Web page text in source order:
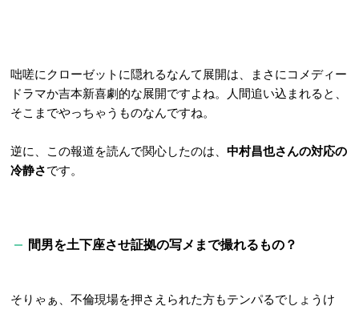
咄嗟にクローゼットに隠れるなんて展開は、まさにコメディー
ドラマか吉本新喜劇的な展開ですよね。人間追い込まれると、
そこまでやっちゃうものなんですね。
逆に、この報道を読んで関心したのは、 中村昌也さんの対応の
冷静さです。
間男を土下座させ証拠の写メまで撮れるもの？
そりゃぁ、不倫現場を押さえられた方もテンパるでしょうけ